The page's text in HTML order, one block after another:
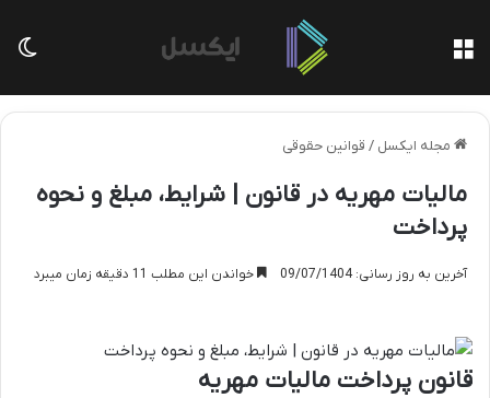
مجله ایکسل / قوانین حقوقی
مالیات مهریه در قانون | شرایط، مبلغ و نحوه
پرداخت
آخرین به روز رسانی: 09/07/1404 خواندن این مطلب 11 دقیقه زمان میبرد
قانون پرداخت مالیات مهریه